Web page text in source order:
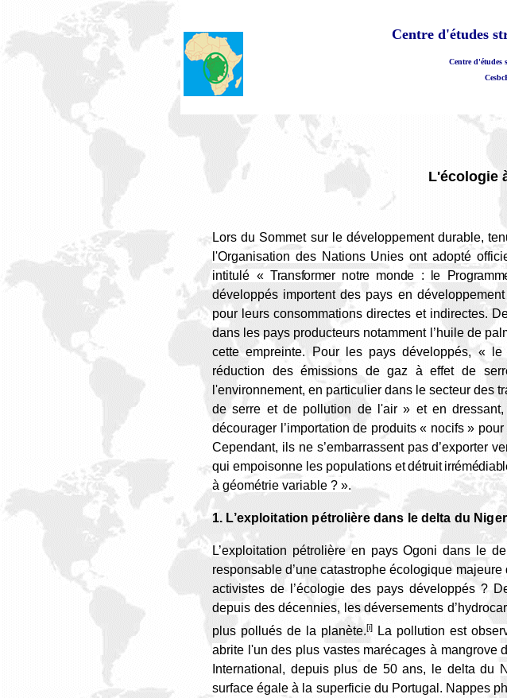
Centre d'études
Centre d'études
L'écologie
Lors du Sommet sur le développement durable,
l'Organisation des Nations Unies ont adopté
intitulé « Transformer notre monde : le
développés importent des pays en
pour leurs consommations directes et indirectes.
dans les pays producteurs notamment l’huile de
cette empreinte.Pour les pays développés, « le
réduction des émissions de gaz à effet de
l'environnement, en particulier dans le secteur des
de serre et de pollution de l'air » et en
décourager l’importation de produits « nocifs »
Cependant, ils ne s’embarrassent pas d’exporter
qui empoisonne les populations et détruit
à géométrie variable ? ».
1. L’exploitation pétrolière dans le delta du Niger
L’exploitation pétrolièreen pays Ogoni dans le
responsable d’une catastrophe écologique
activistes de l’écologie des pays développés ?
depuis des décennies, les déversements
plus pollués de la planète.[i]
La pollution est
abrite l'un des plus vastes marécages à mangrove
International, depuis plus de 50 ans, le delta du
surface égale à la superficie du Portugal. Nappes